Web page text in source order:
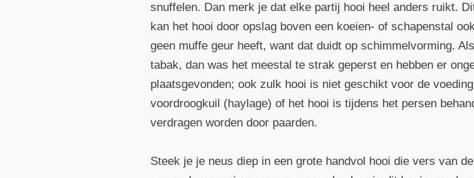
snuffelen. Dan merk je dat elke partij hooi heel anders ruikt.
kan het hooi door opslag boven een koeien- of schapenstal
geen muffe geur heeft, want dat duidt op schimmelvorming.
tabak, dan was het meestal te strak geperst en hebben er
plaatsgevonden; ook zulk hooi is niet geschikt voor de
voordroogkuil (haylage) of het hooi is tijdens het persen
verdragen worden door paarden.
Steek je je neus diep in een grote handvol hooi die vers van